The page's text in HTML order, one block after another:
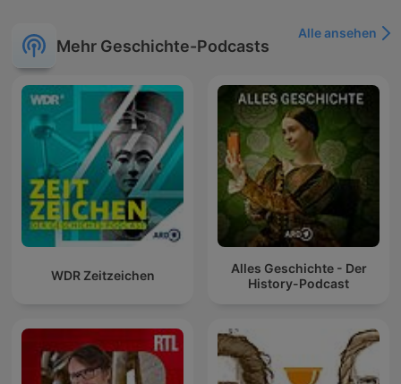
Mehr Geschichte-Podcasts
Alle ansehen
WDR Zeitzeichen
Alles Geschichte - Der
History-Podcast